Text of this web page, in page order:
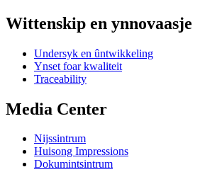
Wittenskip en ynnovaasje
Undersyk en ûntwikkeling
Ynset foar kwaliteit
Traceability
Media Center
Nijssintrum
Huisong Impressions
Dokumintsintrum